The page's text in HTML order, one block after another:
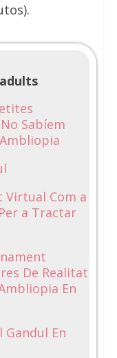
Sabíem
Virtual Com a
a Tractar
De Realitat
En
Gandul En